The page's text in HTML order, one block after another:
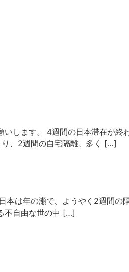
します。 4週間の日本滞在が
、2週間の自宅隔離、多く […]
は年の瀬で、ようやく2週間の
不自由な世の中 […]